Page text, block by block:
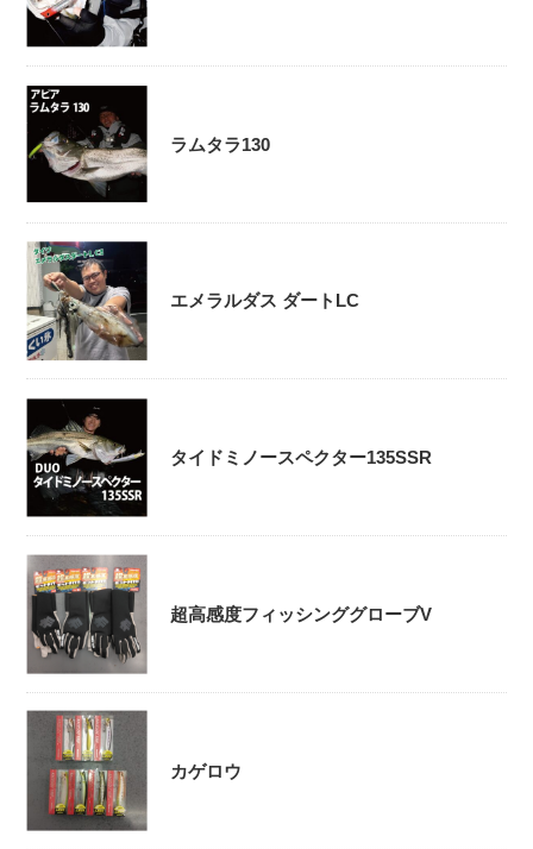
ラムタラ130
エメラルダス ダートLC
タイドミノースペクター135SSR
超高感度フィッシンググローブV
カゲロウ